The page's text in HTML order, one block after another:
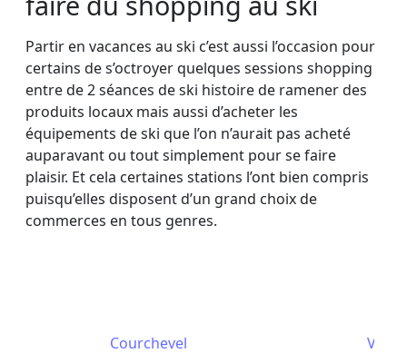
Partir en vacances au ski c’est aussi l’occasion pour
certains de s’octroyer quelques sessions shopping
entre de 2 séances de ski histoire de ramener des
produits locaux mais aussi d’acheter les
équipements de ski que l’on n’aurait pas acheté
auparavant ou tout simplement pour se faire
plaisir. Et cela certaines stations l’ont bien compris
puisqu’elles disposent d’un grand choix de
commerces en tous genres.
Courchevel Val